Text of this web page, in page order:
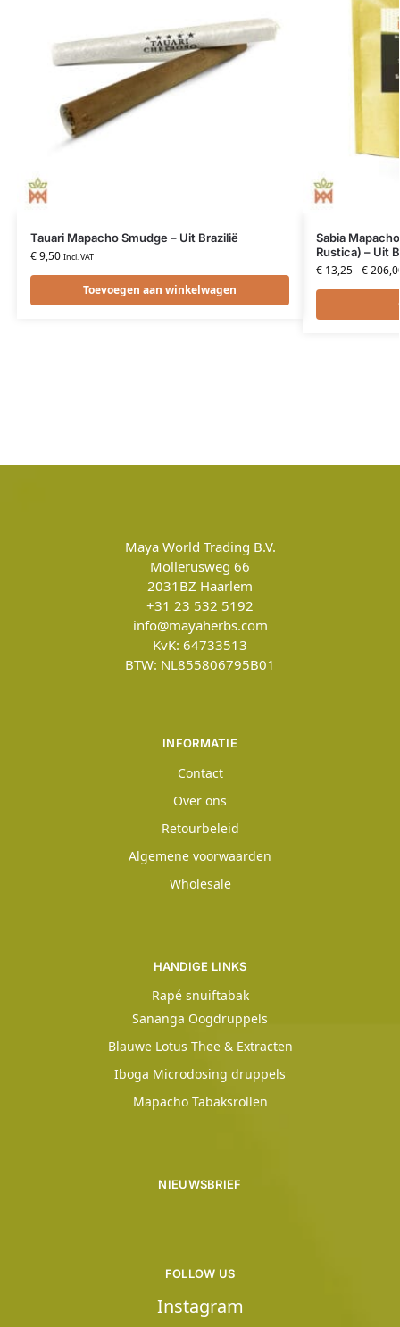
Tauari Mapacho Smudge – Uit Brazilië
€9,50 Incl. VAT
Toevoegen aan winkelwagen
Sabia
Rustica) – Uit
€13,25-€
Maya World Trading B.V.
Mollerusweg 66
2031BZ Haarlem
+31 23 532 5192
info@mayaherbs.com
KvK: 64733513
BTW: NL855806795B01
INFORMATIE
Contact
Over ons
Retourbeleid
Algemene voorwaarden
Wholesale
HANDIGE LINKS
Rapé snuiftabak
Sananga Oogdruppels
Blauwe Lotus Thee & Extracten
Iboga Microdosing druppels
Mapacho Tabaksrollen
NIEUWSBRIEF
FOLLOW US
Instagram